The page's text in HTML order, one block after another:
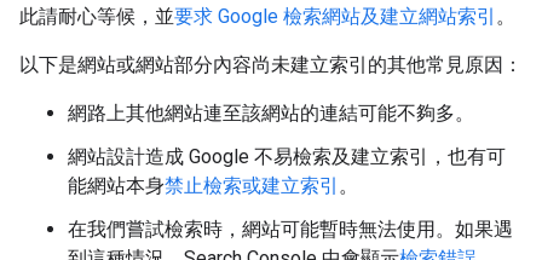
此請耐心等候，並要求 Google 檢索網站及建立網站索引 。
以下是網站或網站部分內容尚未建立索引的其他常見原因：
網路上其他網站連至該網站的連結可能不夠多。
網站設計造成 Google 不易檢索及建立索引，也有可
能網站本身禁止檢索或建立索引 。
在我們嘗試檢索時，網站可能暫時無法使用。如果遇